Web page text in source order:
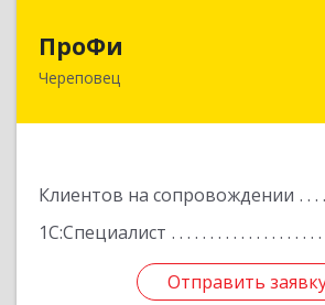
ПроФи
Череповец
Клиентов на сопровождении
1С:Специалист
Отправить
162602, Вологодская
Отправить